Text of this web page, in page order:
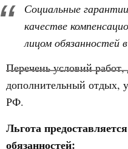
Социальные
качестве
лицом обязанностей
Перечень условий
дополнительный отдых,
РФ.
Льгота
обязанностей: